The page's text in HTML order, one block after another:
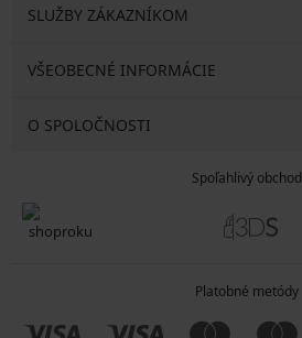
SLUŽBY ZÁKAZNÍKOM
VŠEOBECNÉ INFORMÁCIE
O SPOLOČNOSTI
Spoľahlivý obchod
Platobné metódy